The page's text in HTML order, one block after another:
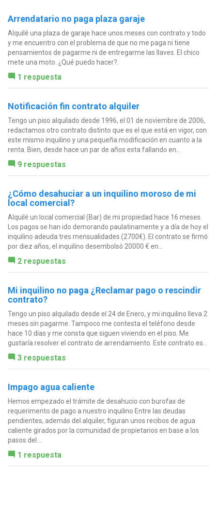
Arrendatario no paga plaza garaje
Alquilé una plaza de garaje hace unos meses con contrato y todo
y me encuentro con el problema de que no me paga ni tiene
pensamientos de pagarme ni de entregarme las llaves. El chico
mete una moto. ¿Qué puedo hacer?.
1 respuesta
Notificación fin contrato alquiler
Tengo un piso alquilado desde 1996, el 01 de noviembre de 2006,
redactamos otro contrato distinto que es el que está en vigor, con
este mismo inquilino y una pequeña modificación en cuanto a la
renta. Bien, desde hace un par de años esta fallando en...
9 respuestas
¿Cómo desahuciar a un inquilino moroso de mi
local comercial?
Alquilé un local comercial (Bar) de mi propiedad hace 16 meses.
Los pagos se han ido demorando paulatinamente y a día de hoy el
inquilino adeuda tres mensualidades (2700€). El contrato se firmó
por diez años, el inquilino desembolsó 20000 € en...
2 respuestas
Mi inquilino no paga ¿Reclamar pago o rescindir
contrato?
Tengo un piso alquilado desde el 24 de Enero, y mi inquilino lleva 2
meses sin pagarme. Tampoco me contesta el teléfono desde
hace 10 días y me consta que siguen viviendo en el piso. Me
gustaría resolver el contrato de arrendamiento. Este contrato es...
3 respuestas
Impago agua caliente
Hemos empezado el trámite de desahucio con burofax de
requerimento de pago a nuestro inquilino Entre las deudas
pendientes, además del alquiler, figuran unos recibos de agua
caliente girados por la comunidad de propietarios en base a los
pasos del...
1 respuesta